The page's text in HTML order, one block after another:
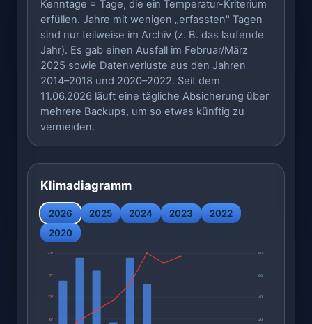
Kenntage = Tage, die ein Temperatur-Kriterium
erfüllen. Jahre mit wenigen „erfassten" Tagen
sind nur teilweise im Archiv (z. B. das laufende
Jahr). Es gab einen Ausfall im Februar/März
2025 sowie Datenverluste aus den Jahren
2014–2018 und 2020–2022. Seit dem
11.06.2026 läuft eine tägliche Absicherung über
mehrere Backups, um so etwas künftig zu
vermeiden.
Klimadiagramm
2026 2025 2024 2023
2022
2020
23° 80
17° 60
12° 40
6° 20